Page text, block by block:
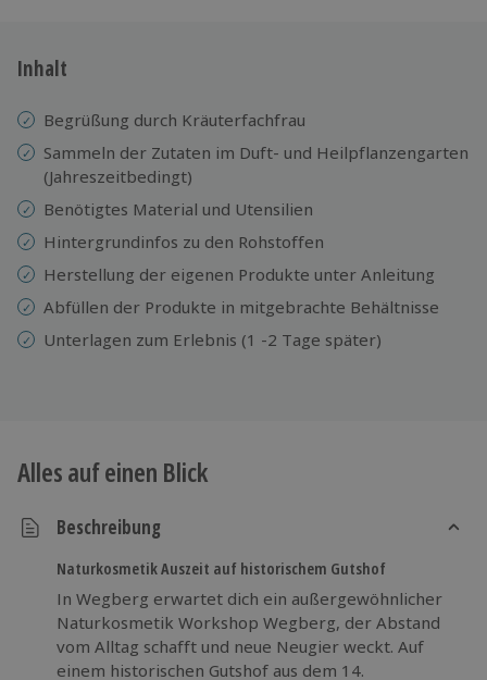
3 Jahre gültig & verlängerbar.
Inhalt
Begrüßung durch Kräuterfachfrau
Sammeln der Zutaten im Duft- und Heilpflanzengarten
(Jahreszeitbedingt)
Benötigtes Material und Utensilien
Hintergrundinfos zu den Rohstoffen
Herstellung der eigenen Produkte unter Anleitung
Abfüllen der Produkte in mitgebrachte Behältnisse
Unterlagen zum Erlebnis (1 -2 Tage später)
Alles auf einen Blick
Beschreibung
Naturkosmetik Auszeit auf historischem Gutshof
In Wegberg erwartet dich ein außergewöhnlicher
Naturkosmetik Workshop Wegberg, der Abstand
vom Alltag schafft und neue Neugier weckt. Auf
einem historischen Gutshof aus dem 14.